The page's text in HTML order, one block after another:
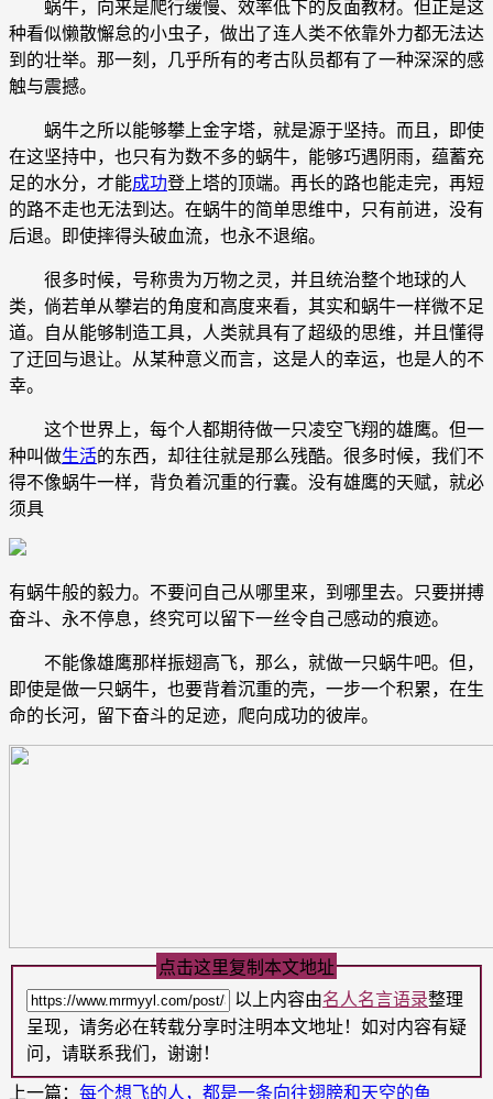
蜗牛，向来是爬行缓慢、效率低下的反面教材。但正是这
种看似懒散懈怠的小虫子，做出了连人类不依靠外力都无法达
到的壮举。那一刻，几乎所有的考古队员都有了一种深深的感
触与震撼。
蜗牛之所以能够攀上金字塔，就是源于坚持。而且，即使
在这坚持中，也只有为数不多的蜗牛，能够巧遇阴雨，蕴蓄充
足的水分，才能成功登上塔的顶端。再长的路也能走完，再短
的路不走也无法到达。在蜗牛的简单思维中，只有前进，没有
后退。即使摔得头破血流，也永不退缩。
很多时候，号称贵为万物之灵，并且统治整个地球的人
类，倘若单从攀岩的角度和高度来看，其实和蜗牛一样微不足
道。自从能够制造工具，人类就具有了超级的思维，并且懂得
了迂回与退让。从某种意义而言，这是人的幸运，也是人的不
幸。
这个世界上，每个人都期待做一只凌空飞翔的雄鹰。但一
种叫做生活的东西，却往往就是那么残酷。很多时候，我们不
得不像蜗牛一样，背负着沉重的行囊。没有雄鹰的天赋，就必
须具
有蜗牛般的毅力。不要问自己从哪里来，到哪里去。只要拼搏
奋斗、永不停息，终究可以留下一丝令自己感动的痕迹。
不能像雄鹰那样振翅高飞，那么，就做一只蜗牛吧。但，
即使是做一只蜗牛，也要背着沉重的壳，一步一个积累，在生
命的长河，留下奋斗的足迹，爬向成功的彼岸。
点击这里复制本文地址
以上内容由名人名言语录整理
呈现，请务必在转载分享时注明本文地址！如对内容有疑
问，请联系我们，谢谢！
上一篇： 每个想飞的人，都是一条向往翅膀和天空的鱼